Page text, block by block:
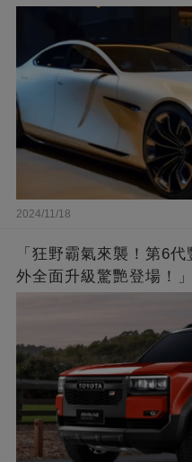
2024/11/18
「狂野霸氣來襲！第6
外全面升級驚艷登場！」